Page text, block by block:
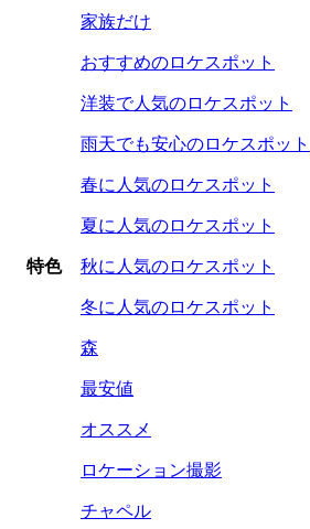
特色
家族だけ
おすすめのロケスポット
洋装で人気のロケスポット
雨天でも安心のロケスポット
春に人気のロケスポット
夏に人気のロケスポット
秋に人気のロケスポット
冬に人気のロケスポット
森
最安値
オススメ
ロケーション撮影
チャペル